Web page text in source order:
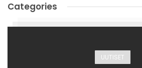
Categories
UUTISET